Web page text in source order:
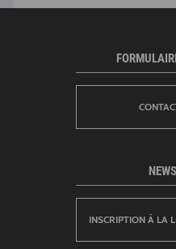
INSCRIPTION À LA